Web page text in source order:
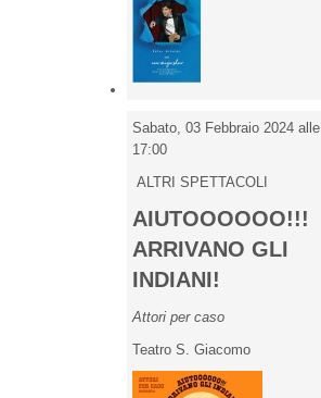
Sabato, 03 Febbraio 2024 alle
17:00
ALTRI SPETTACOLI
AIUTOOOOOO!!!
ARRIVANO GLI
INDIANI!
Attori per caso
Teatro S. Giacomo